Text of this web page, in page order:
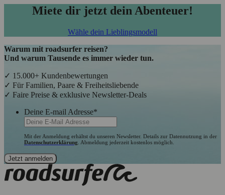
Miete dir jetzt dein Abenteuer!
Wähle dein Lieblingsmodell
Warum mit roadsurfer reisen?
Und warum Tausende es immer wieder tun.
✓ 15.000+ Kundenbewertungen
✓ Für Familien, Paare & Freiheitsliebende
✓ Faire Preise & exklusive Newsletter-Deals
Deine E-mail Adresse*
Mit der Anmeldung erhältst du unseren Newsletter. Details zur Datennutzung in der
Datenschutzerklärung . Abmeldung jederzeit kostenlos möglich.